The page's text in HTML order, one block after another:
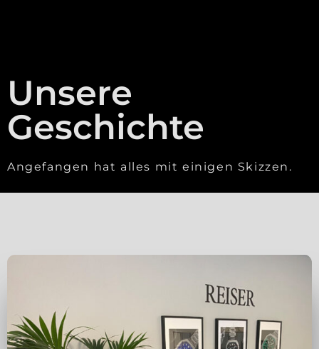
Unsere
Geschichte
Angefangen hat alles mit einigen Skizzen.